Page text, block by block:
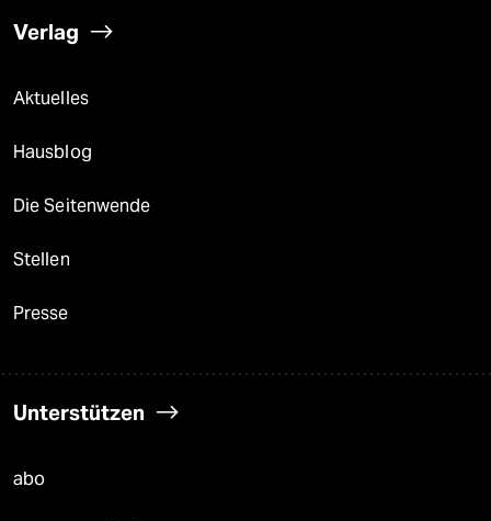
Verlag
Aktuelles
Hausblog
Die Seitenwende
Stellen
Presse
Unterstützen
abo